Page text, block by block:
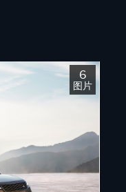
6
图片